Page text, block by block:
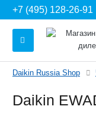
+7 (495) 128-26-91
Daikin Russia Shop
Daikin